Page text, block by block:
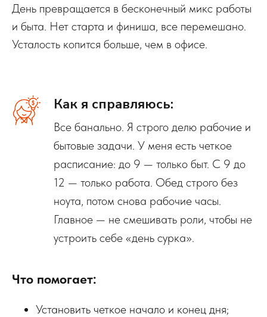
День превращается в бесконечный микс работы
и быта. Нет старта и финиша, все перемешано.
Усталость копится больше, чем в офисе.
Как я справляюсь:
Все банально. Я строго делю рабочие и
бытовые задачи. У меня есть четкое
расписание: до 9 — только быт. С 9 до
12 — только работа. Обед строго без
ноута, потом снова рабочие часы.
Главное — не смешивать роли, чтобы не
устроить себе «день сурка».
Что помогает:
Установить четкое начало и конец дня;